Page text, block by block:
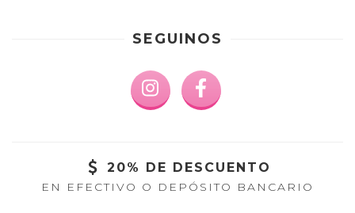
SEGUINOS
20% DE DESCUENTO
EN EFECTIVO O DEPÓSITO BANCARIO